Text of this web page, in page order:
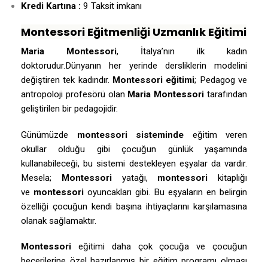
Kredi Kartına : 9 Taksit imkanı
Montessori Eğitmenliği Uzmanlık Eğitimi
Maria Montessori, İtalya’nın ilk kadın
doktorudur.Dünyanın her yerinde dersliklerin modelini
değiştiren tek kadındır. Montessori eğitimi; Pedagog ve
antropoloji profesörü olan Maria Montessori tarafından
geliştirilen bir pedagojidir.
Günümüzde montessori sisteminde eğitim veren
okullar olduğu gibi çocuğun günlük yaşamında
kullanabileceği, bu sistemi destekleyen eşyalar da vardır.
Mesela; Montessoriyatağı, montessori kitaplığı
ve montessori oyuncakları gibi. Bu eşyaların en belirgin
özelliği çocuğun kendi başına ihtiyaçlarını karşılamasına
olanak sağlamaktır.
Montessori eğitimi daha çok çocuğa ve çocuğun